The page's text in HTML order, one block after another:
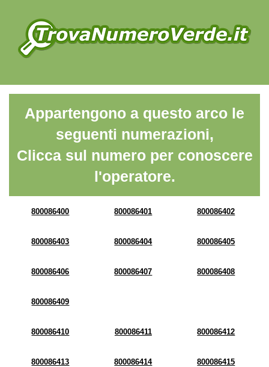
Appartengono a questo arco le
seguenti numerazioni,
Clicca sul numero per conoscere
l'operatore.
800086400 800086401 800086402
800086403 800086404 800086405
800086406 800086407 800086408
800086409
800086410 800086411 800086412
800086413 800086414 800086415